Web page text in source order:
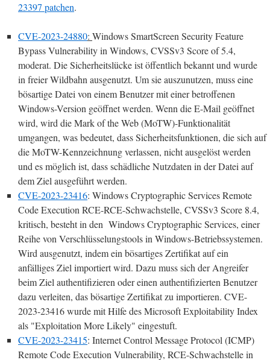
23397 patchen.
CVE-2023-24880: Windows SmartScreen Security Feature
Bypass Vulnerability in Windows, CVSSv3 Score of 5.4,
moderat. Die Sicherheitslücke ist öffentlich bekannt und wurde
in freier Wildbahn ausgenutzt. Um sie auszunutzen, muss eine
bösartige Datei von einem Benutzer mit einer betroffenen
Windows-Version geöffnet werden. Wenn die E-Mail geöffnet
wird, wird die Mark of the Web (MoTW)-Funktionalität
umgangen, was bedeutet, dass Sicherheitsfunktionen, die sich auf
die MoTW-Kennzeichnung verlassen, nicht ausgelöst werden
und es möglich ist, dass schädliche Nutzdaten in der Datei auf
dem Ziel ausgeführt werden.
CVE-2023-23416: Windows Cryptographic Services Remote
Code Execution RCE-RCE-Schwachstelle, CVSSv3 Score 8.4,
kritisch, besteht in den Windows Cryptographic Services, einer
Reihe von Verschlüsselungstools in Windows-Betriebssystemen.
Wird ausgenutzt, indem ein bösartiges Zertifikat auf ein
anfälliges Ziel importiert wird. Dazu muss sich der Angreifer
beim Ziel authentifizieren oder einen authentifizierten Benutzer
dazu verleiten, das bösartige Zertifikat zu importieren. CVE-
2023-23416 wurde mit Hilfe des Microsoft Exploitability Index
als "Exploitation More Likely" eingestuft.
CVE-2023-23415: Internet Control Message Protocol (ICMP)
Remote Code Execution Vulnerability, RCE-Schwachstelle in